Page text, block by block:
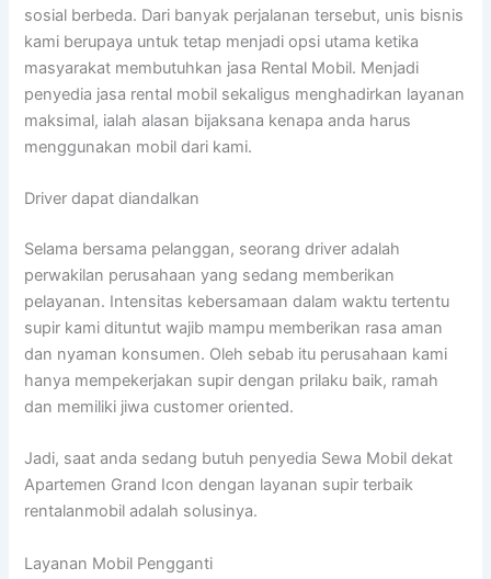
sosial berbeda. Dari banyak perjalanan tersebut, unis bisnis
kami berupaya untuk tetap menjadi opsi utama ketika
masyarakat membutuhkan jasa Rental Mobil. Menjadi
penyedia jasa rental mobil sekaligus menghadirkan layanan
maksimal, ialah alasan bijaksana kenapa anda harus
menggunakan mobil dari kami.
Driver dapat diandalkan
Selama bersama pelanggan, seorang driver adalah
perwakilan perusahaan yang sedang memberikan
pelayanan. Intensitas kebersamaan dalam waktu tertentu
supir kami dituntut wajib mampu memberikan rasa aman
dan nyaman konsumen. Oleh sebab itu perusahaan kami
hanya mempekerjakan supir dengan prilaku baik, ramah
dan memiliki jiwa customer oriented.
Jadi, saat anda sedang butuh penyedia Sewa Mobil dekat
Apartemen Grand Icon dengan layanan supir terbaik
rentalanmobil adalah solusinya.
Layanan Mobil Pengganti